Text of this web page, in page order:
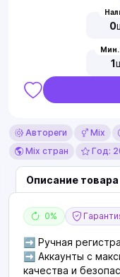
0
Мин.
1
Автореги Mix
Mix стран
Год:
Описание товара
0%
➡ Ручная
➡ Аккаунты с
качества и